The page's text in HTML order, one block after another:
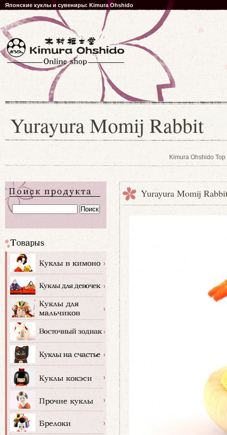
Японские куклы и сувениры: Kimura Ohshido
Yurayura Momij Rabbit
Kimura Ohshido
Yurayura Momij